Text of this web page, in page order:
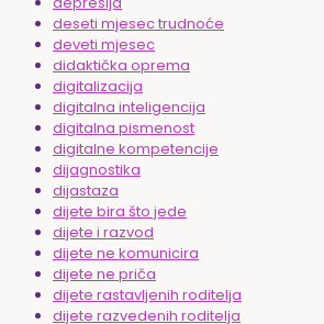
deseti mjesec trudnoće
deveti mjesec
didaktička oprema
digitalizacija
digitalna inteligencija
digitalna pismenost
digitalne kompetencije
dijagnostika
dijastaza
dijete bira što jede
dijete i razvod
dijete ne komunicira
dijete ne priča
dijete rastavljenih roditelja
dijete razvedenih roditelja